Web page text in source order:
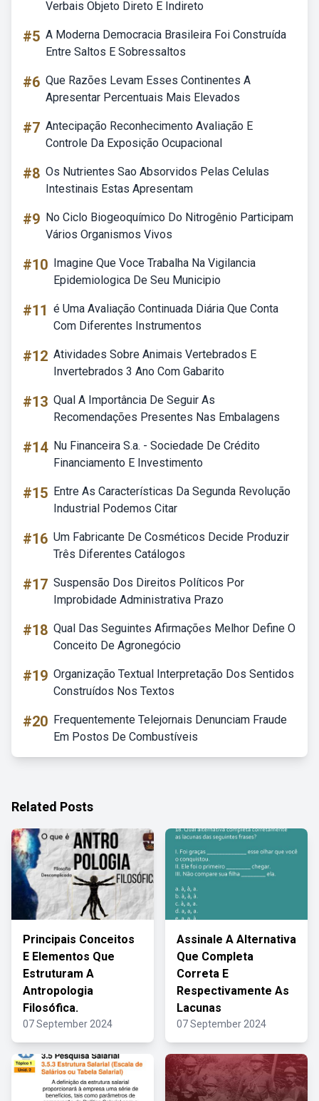
Verbais Objeto Direto E Indireto
#5 A Moderna Democracia Brasileira Foi Construída
Entre Saltos E Sobressaltos
#6 Que Razões Levam Esses Continentes A
Apresentar Percentuais Mais Elevados
#7 Antecipação Reconhecimento Avaliação E
Controle Da Exposição Ocupacional
#8 Os Nutrientes Sao Absorvidos Pelas Celulas
Intestinais Estas Apresentam
#9 No Ciclo Biogeoquímico Do Nitrogênio Participam
Vários Organismos Vivos
#10 Imagine Que Voce Trabalha Na Vigilancia
Epidemiologica De Seu Municipio
#11 é Uma Avaliação Continuada Diária Que Conta
Com Diferentes Instrumentos
#12 Atividades Sobre Animais Vertebrados E
Invertebrados 3 Ano Com Gabarito
#13 Qual A Importância De Seguir As
Recomendações Presentes Nas Embalagens
#14 Nu Financeira S.a. - Sociedade De Crédito
Financiamento E Investimento
#15 Entre As Características Da Segunda Revolução
Industrial Podemos Citar
#16 Um Fabricante De Cosméticos Decide Produzir
Três Diferentes Catálogos
#17 Suspensão Dos Direitos Políticos Por
Improbidade Administrativa Prazo
#18 Qual Das Seguintes Afirmações Melhor Define O
Conceito De Agronegócio
#19 Organização Textual Interpretação Dos Sentidos
Construídos Nos Textos
#20 Frequentemente Telejornais Denunciam Fraude
Em Postos De Combustíveis
Related Posts
Principais Conceitos
E Elementos Que
Estruturam A
Antropologia
Filosófica.
07 September 2024
Assinale A Alternativa
Que Completa
Correta E
Respectivamente As
Lacunas
07 September 2024